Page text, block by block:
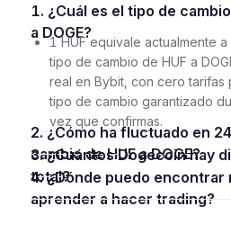
1. ¿Cuál es el tipo de cambio actual de 1 HUF
a DOGE?
1 HUF equivale actualmente a
tipo de cambio de HUF a
real en Bybit, con cero tarifas
tipo de cambio garantizado
vez que confirmas.
2. ¿Cómo ha fluctuado en 24 horas el tipo de
cambio de HUF a DOGE?
3. ¿Cuántos Dogecoin hay disponibles en
total?
4. ¿Dónde puedo encontrar recursos para
aprender a hacer trading?